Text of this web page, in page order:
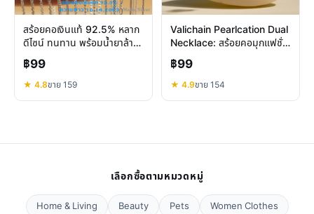
สร้อยคอเงินแท้ 92.5% หลาก
ดีไซน์ ทนทาน พร้อมน้ำยาล้าง
เงินฟรี
฿99
★ 4.8ขาย 159
Valichain Pearlcation Dual
Necklace: สร้อยคอมุกแฟชั่น
ที่ใส่ได้ทุกวัน
฿99
★ 4.9ขาย 154
เลือกซื้อตามหมวดหมู่
Home & Living Beauty Pets
Women Clothes